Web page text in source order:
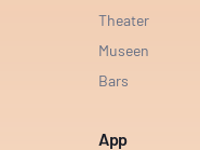
Theater
Museen
Bars
App